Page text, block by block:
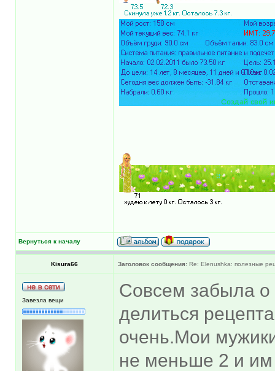
Вернуться к началу
Kisura66 Заголовок сообщения: Re: Elenushka: полезные
Завезла вещи
Совсем забыла
делиться
очень.Мои
не меньше 2 и